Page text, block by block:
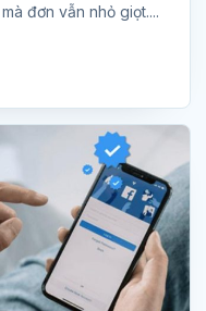
đơn vẫn nhỏ giọt....